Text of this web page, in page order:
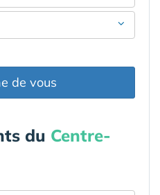
de vous
du Centre-